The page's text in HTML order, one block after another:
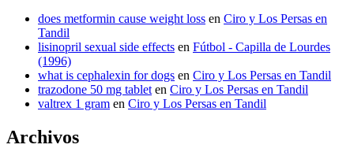
does metformin cause weight loss en Ciro y Los Persas en
Tandil
lisinopril sexual side effects en Fútbol - Capilla de Lourdes
(1996)
what is cephalexin for dogs en Ciro y Los Persas en Tandil
trazodone 50 mg tablet en Ciro y Los Persas en Tandil
valtrex 1 gram en Ciro y Los Persas en Tandil
Archivos